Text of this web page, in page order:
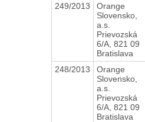
249/2013
Orange
Slovensko,
a.s.
Prievozská
6/A, 821 09
Bratislava
248/2013
Orange
Slovensko,
a.s.
Prievozská
6/A, 821 09
Bratislava